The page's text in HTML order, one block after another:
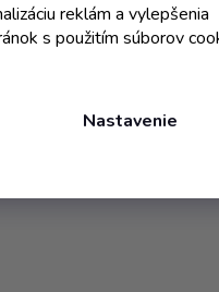
reklám a vylepšenia
s použitím súborov
Nastavenie